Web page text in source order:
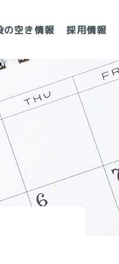
の空き情報 採用情報